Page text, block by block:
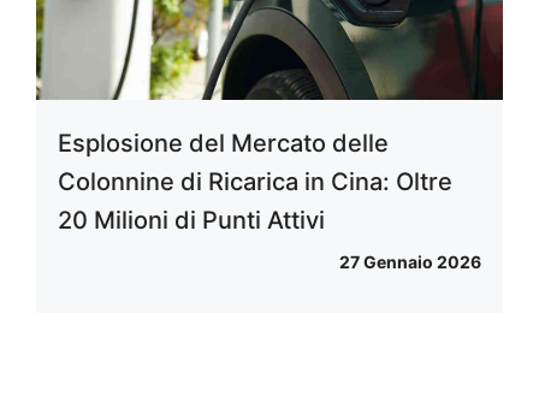
Esplosione del Mercato delle
Colonnine di Ricarica in Cina: Oltre
20 Milioni di Punti Attivi
27 Gennaio 2026